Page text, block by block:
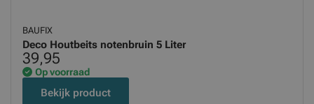
BAUFIX
Deco Houtbeits notenbruin 5 Liter
39,95
Op voorraad
Bekijk product